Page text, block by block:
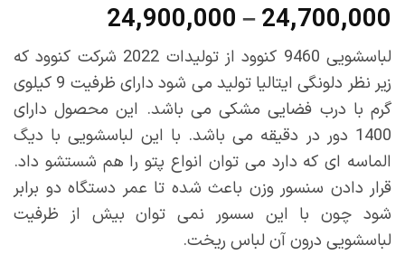
24,700,000
–
24,900,000
قیمت:
تا
لباسشویی 9460 کنوود از تولیدات 2022 شرکت کنوود که
زیر نظر دلونگی ایتالیا تولید می شود دارای ظرفیت 9 کیلوی
گرم با درب فضایی مشکی می باشد. این محصول دارای
1400 دور در دقیقه می باشد. با این لباسشویی با دیگ
الماسه ای که دارد می توان انواع پتو را هم شستشو داد.
قرار دادن سنسور وزن باعث شده تا عمر دستگاه دو برابر
شود چون با این سسور نمی توان بیش از ظرفیت
لباسشویی درون آن لباس ریخت.